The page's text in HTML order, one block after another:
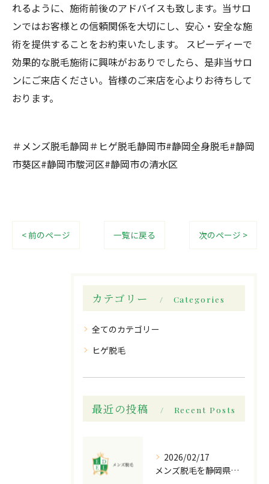
れるように、施術前後のアドバイスも致します。当サロ
ンではお客様との信頼関係を大切にし、安心・安全な施
術を提供することをお約束いたします。 スピーディーで
効果的な脱毛施術に興味がおありでしたら、是非当サロ
ンにご来店ください。皆様のご来店を心よりお待ちして
おります。
＃メンズ脱毛静岡＃ヒゲ脱毛静岡市#静岡全身脱毛#静岡
市葵区#静岡市駿河区#静岡市の清水区
< 前のページ 一覧に戻る 次のページ >
カテゴリー Categories
全てのカテゴリー
ヒゲ脱毛
最近の投稿 Recent Posts
2026/02/17
メンズ脱毛を静岡県静岡市で安くて効果抜群に実現する全知識